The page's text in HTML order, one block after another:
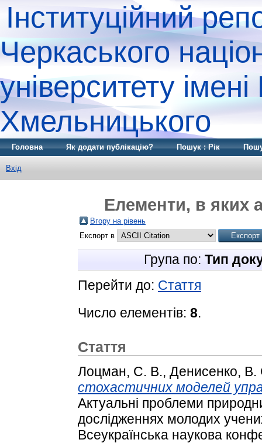
Інституційний
Черкаського
університету
Хмельницького
Головна Як додати публікацію? Пошук : Рік
Вхід
Елементи, в яких
Вгору на рівень
Експорт в
Група по: Тип
Перейти до: Стаття
Число елементів: 8.
Стаття
Лоцман, С. В., Денисенко, В.
стохастичних моделей
Актуальні проблеми
дослідженнях молодих
Всеукраїнська наукова